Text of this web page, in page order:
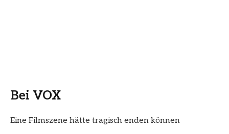
Bei VOX
Eine Filmszene hätte tragisch enden können